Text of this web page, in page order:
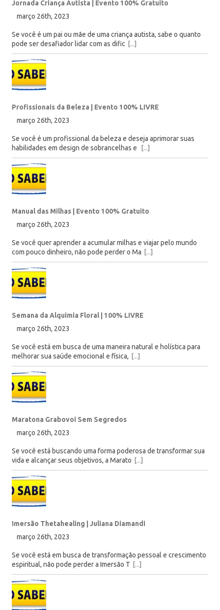
Jornada Criança Autista | Evento 100% Gratuito
março 26th, 2023
Se você é um pai ou mãe de uma criança autista, sabe o quanto
pode ser desafiador lidar com as dific [...]
Profissionais da Beleza | Evento 100% LIVRE
março 26th, 2023
Se você é um profissional da beleza e deseja aprimorar suas
habilidades em design de sobrancelhas e
[...]
Manual das Milhas | Evento 100% Gratuito
março 26th, 2023
Se você quer aprender a acumular milhas e viajar pelo mundo
com pouco dinheiro, não pode perder o Ma [...]
Semana da Alquimia Floral | 100% LIVRE
março 26th, 2023
Se você está em busca de uma maneira natural e holística para
melhorar sua saúde emocional e física, [...]
Maratona Grabovoi Sem Segredos
março 26th, 2023
Se você está buscando uma forma poderosa de transformar sua
vida e alcançar seus objetivos, a Marato [...]
Imersão Thetahealing | Juliana Diamandi
março 26th, 2023
Se você está em busca de transformação pessoal e crescimento
espiritual, não pode perder a Imersão T [...]